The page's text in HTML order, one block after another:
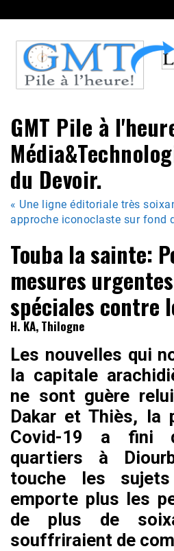
to
content
GMT Pile à
du Devoir.
« Une ligne éditoriale très
approche iconoclaste sur fond
Touba la sainte:
mesures
spéciales contre
H. KA, Thilogne
Les nouvelles qui
la capitale
ne sont guère
Dakar et Thiès, la
Covid-19 a fini
quartiers à
touche les
emporte plus les
de plus de
souffriraient de